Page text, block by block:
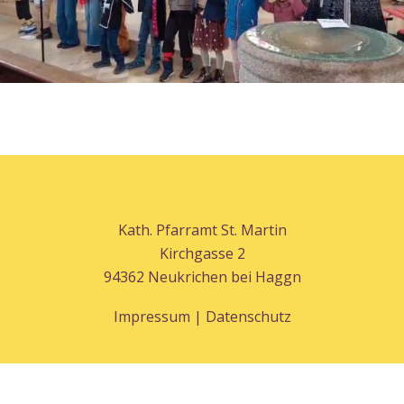
Kath. Pfarramt St. Martin
Kirchgasse 2
94362 Neukrichen bei Haggn
Impressum | Datenschutz